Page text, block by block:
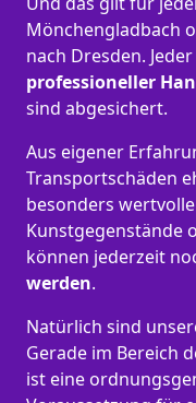
Mönchen­gladbach
nach Dresden.
professioneller
sind abgesichert.
Aus eigener
Transportschäden
besonders
Kunstgegenstände
können jederzeit
werden.
Natürlich sind
Gerade im Bereich
ist eine